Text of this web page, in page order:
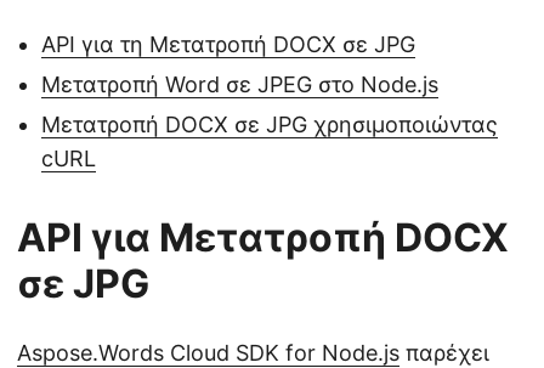
API για τη Μετατροπή DOCX σε JPG
Μετατροπή Word σε JPEG στο Node.js
Μετατροπή DOCX σε JPG χρησιμοποιώντας
cURL
API για Μετατροπή DOCX
σε JPG
Aspose.Words Cloud SDK for Node.js παρέχει